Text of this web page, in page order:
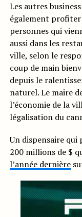
Les autres
également profiter
personnes qui
aussi dans les
ville, selon le
coup de main
depuis le
naturel. Le maire
l’économie de la
légalisation du
Un dispensaire qui
200 millions de $
l’année dernière